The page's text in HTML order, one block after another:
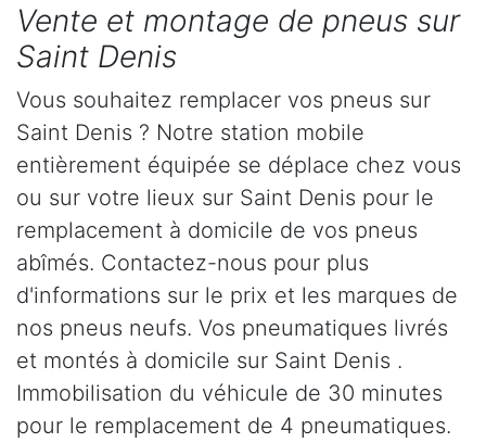
Vente et montage de pneus sur
Saint Denis
Vous souhaitez remplacer vos pneus sur
Saint Denis ? Notre station mobile
entièrement équipée se déplace chez vous
ou sur votre lieux sur Saint Denis pour le
remplacement à domicile de vos pneus
abîmés. Contactez-nous pour plus
d'informations sur le prix et les marques de
nos pneus neufs. Vos pneumatiques livrés
et montés à domicile sur Saint Denis .
Immobilisation du véhicule de 30 minutes
pour le remplacement de 4 pneumatiques.